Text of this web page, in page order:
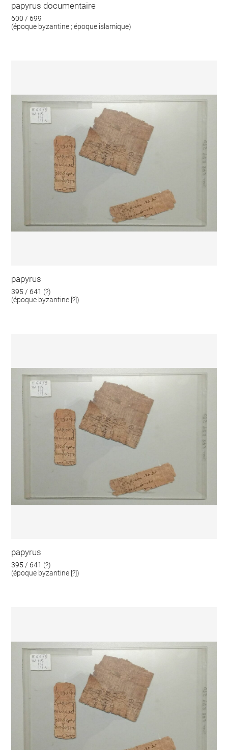
papyrus documentaire
600 / 699
(époque byzantine ; époque islamique)
papyrus
395 / 641 (?)
(époque byzantine [?])
papyrus
395 / 641 (?)
(époque byzantine [?])